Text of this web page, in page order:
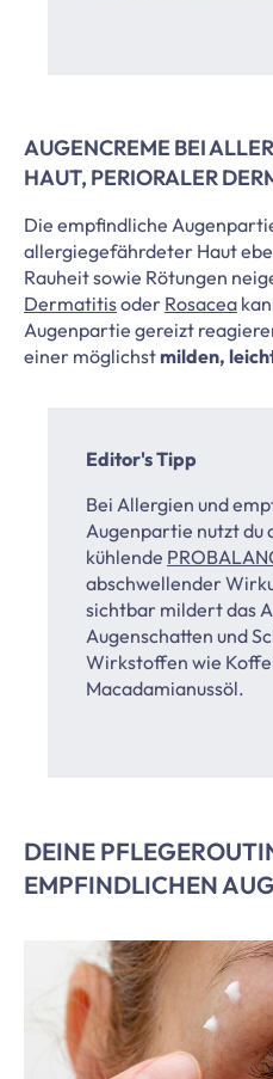
AUGENCREME BEI
HAUT, PERIORALER
Die empfindliche
allergiegefährdeter Haut
Rauheit sowie Rötungen
Dermatitisoder Rosacea
Augenpartie gereizt
einer möglichstmilden,
Editor's Tipp
Bei Allergien und
Augenpartie nutzt du
kühlende
abschwellender
sichtbar mildert das
Augenschatten und
Wirkstoffen wie
Macadamianussöl.
DEINE
EMPFINDLICHEN